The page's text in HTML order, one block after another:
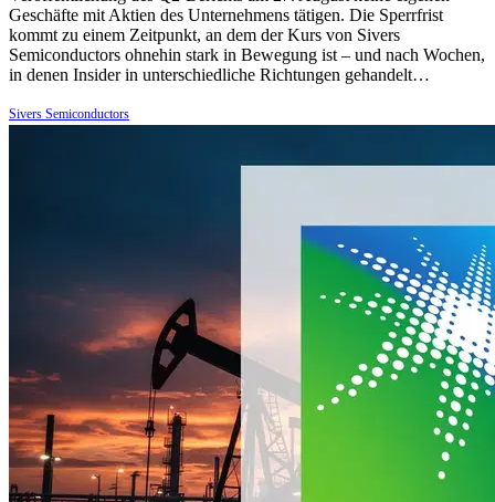
Geschäfte mit Aktien des Unternehmens tätigen. Die Sperrfrist
kommt zu einem Zeitpunkt, an dem der Kurs von Sivers
Semiconductors ohnehin stark in Bewegung ist – und nach Wochen,
in denen Insider in unterschiedliche Richtungen gehandelt…
Sivers Semiconductors